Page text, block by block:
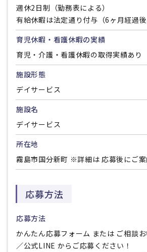
週休2日制（勤務表による）
有給休暇は法定通り付与（6ヶ月経過後
育児休暇・看護休暇の実績
育児・介護・看護休暇の取得実績あり
施設形態
デイサービス
施設名
デイサービス
所在地
霧島市国分新町 ※詳細は 応募後にご案
応募方法
応募方法
かんたん応募フォーム または ご相談
／公式LINE からご応募ください！